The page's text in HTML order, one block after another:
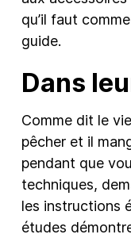
qu’il faut
guide.
Dans
Comme dit le
pêcher et il
pendant que
techniques,
les instructions
études